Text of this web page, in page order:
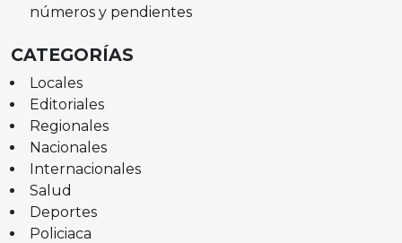
números y pendientes
CATEGORÍAS
Locales
Editoriales
Regionales
Nacionales
Internacionales
Salud
Deportes
Policiaca